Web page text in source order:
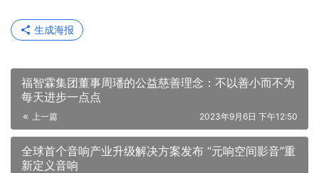
生成海报
福智霖集团董事周璠的公益慈善理念：不以善小而不为
每天进步一点点
上一篇 2023年9月6日 下午12:50
全球首个音响产业升级解决方案发布 “元响空间影音”重
新定义音响